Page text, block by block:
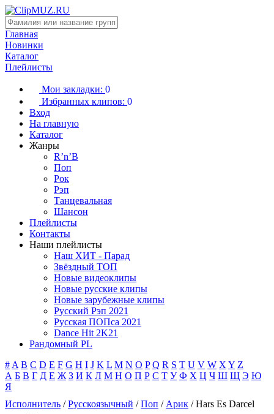
Главная
Новинки
Каталог
Плейлисты
Мои закладки: 0
Избранных клипов: 0
Вход
На главную
Каталог
Жанры
R’n’B
Поп
Рок
Рэп
Танцевальная
Шансон
Плейлисты
Контакты
Наши плейлисты
Наш ХИТ - Парад
Звёздный ТОП
Новые видеоклипы
Новые русские клипы
Новые зарубежные клипы
Русский Рэп 2021
Русская ПОПса 2021
Dance Hit 2K21
Рандомный PL
# A B C D E F G H I J K L M N O P Q R S T U V W X Y Z
А Б В Г Д Е Ж З И К Л М Н О П Р С Т У Ф Х Ц Ч Ш Щ Э Ю
Я
Исполнитель /Русскоязычный /Поп / Арик / Hars Es Darcel